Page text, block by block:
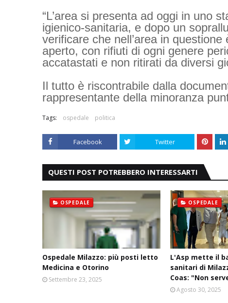
“L’area si presenta ad oggi in uno
igienico-sanitaria, e dopo un
verificare che nell’area in
aperto, con rifiuti di ogni genere
accatastati e non ritirati da diversi
Il tutto è riscontrabile dalla
rappresentante della minoranza
Tags: ospedale politica
Facebook Twitter
QUESTI POST POTREBBERO INTERESSARTI
OSPEDALE
Ospedale Milazzo: più posti letto
Medicina e Otorino
Settembre 23, 2025
OSPEDALE
L'Asp mette il
sanitari di
Coas: "Non
Agosto 30, 2025